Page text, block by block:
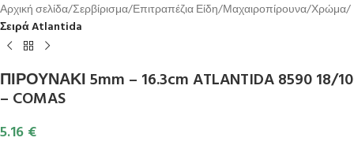
Αρχική σελίδα Σερβίρισμα Επιτραπέζια Είδη Μαχαιροπίρουνα Χρώμα
Σειρά Atlantida
ΠΙΡΟΥΝΑΚΙ 5mm – 16.3cm ATLANTIDA 8590 18/10
– COMAS
5.16 €